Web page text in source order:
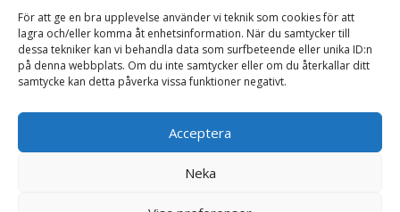
För att ge en bra upplevelse använder vi teknik som cookies för att
lagra och/eller komma åt enhetsinformation. När du samtycker till
dessa tekniker kan vi behandla data som surfbeteende eller unika ID:n
på denna webbplats. Om du inte samtycker eller om du återkallar ditt
samtycke kan detta påverka vissa funktioner negativt.
Acceptera
Neka
Atlas grå 78 - heltäckningsmatta
4 Views209kr
Seventy beige - plastmatta
Chess svart - dörrmatta i kokos